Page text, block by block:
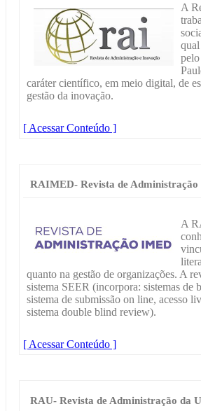
A
caráter científico, em meio digital, de
gestão da inovação.
[ Acessar Conteúdo ]
RAIMED- Revista de
A
quanto na gestão de organizações. A
sistema SEER (incorpora: sistemas de
sistema de submissão on line, acesso
sistema double blind review).
[ Acessar Conteúdo ]
RAU- Revista de Administração da